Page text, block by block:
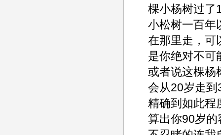
棵小杨树过了
小松树一百年
在那里走，可
是你绝对不可
或者说这棵杨
会从20岁走
精确到如此程
算出你90岁